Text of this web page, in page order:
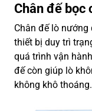
Chân đế bọc
Chân đế lò
thiết bị duy trì
quá trình vận
đế còn giúp lò
không khô thoáng.